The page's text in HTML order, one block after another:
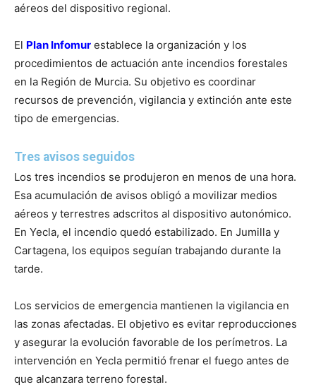
aéreos del dispositivo regional.
El Plan Infomur establece la organización y los
procedimientos de actuación ante incendios forestales
en la Región de Murcia. Su objetivo es coordinar
recursos de prevención, vigilancia y extinción ante este
tipo de emergencias.
Tres avisos seguidos
Los tres incendios se produjeron en menos de una hora.
Esa acumulación de avisos obligó a movilizar medios
aéreos y terrestres adscritos al dispositivo autonómico.
En Yecla, el incendio quedó estabilizado. En Jumilla y
Cartagena, los equipos seguían trabajando durante la
tarde.
Los servicios de emergencia mantienen la vigilancia en
las zonas afectadas. El objetivo es evitar reproducciones
y asegurar la evolución favorable de los perímetros. La
intervención en Yecla permitió frenar el fuego antes de
que alcanzara terreno forestal.